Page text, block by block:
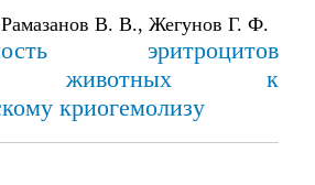
В. В., Жегунов Г. Ф.
эритроцитов
животных к
криогемолизу